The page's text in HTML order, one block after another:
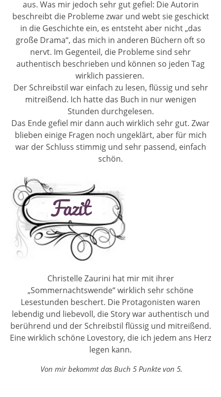
aus. Was mir jedoch sehr gut gefiel: Die Autorin
beschreibt die Probleme zwar und webt sie geschickt
in die Geschichte ein, es entsteht aber nicht „das
große Drama“, das mich in anderen Büchern oft so
nervt. Im Gegenteil, die Probleme sind sehr
authentisch beschrieben und können so jeden Tag
wirklich passieren.
Der Schreibstil war einfach zu lesen, flüssig und sehr
mitreißend. Ich hatte das Buch in nur wenigen
Stunden durchgelesen.
Das Ende gefiel mir dann auch wirklich sehr gut. Zwar
blieben einige Fragen noch ungeklärt, aber für mich
war der Schluss stimmig und sehr passend, einfach
schön.
Christelle Zaurini hat mir mit ihrer
„Sommernachtswende“ wirklich sehr schöne
Lesestunden beschert. Die Protagonisten waren
lebendig und liebevoll, die Story war authentisch und
berührend und der Schreibstil flüssig und mitreißend.
Eine wirklich schöne Lovestory, die ich jedem ans Herz
legen kann.
Von mir bekommt das Buch 5 Punkte von 5.